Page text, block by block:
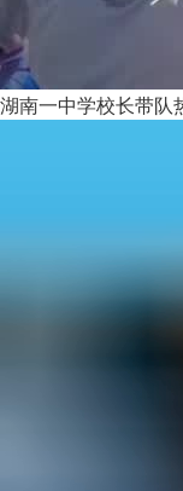
湖南一中学校长带队